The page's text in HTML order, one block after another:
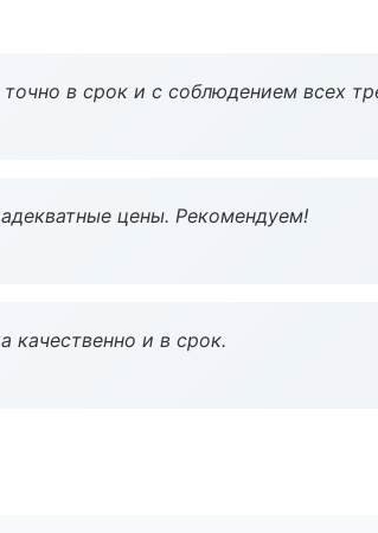
в срок и с соблюдением всех
цены. Рекомендуем!
качественно и в срок.